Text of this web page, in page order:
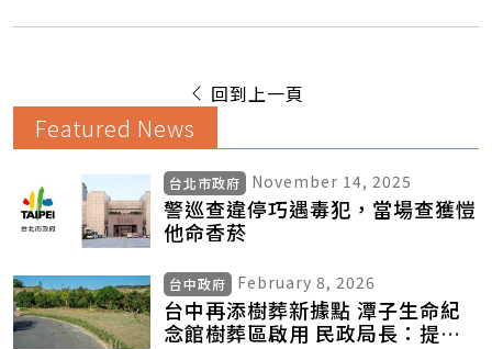
回到上一頁
Featured News
台北市政府 November 14, 2025
警巡查違停巧遇毒犯，當場查獲愷
他命香菸
台中政府 February 8, 2026
台中再添樹葬新據點 潭子生命紀
念館樹葬區啟用 民政局長：提供